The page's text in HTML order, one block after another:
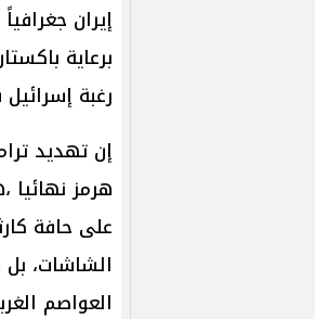
إيران
برعاية
رغبة
إن تهديد
هرمز نهائيا
على حافة
الشاشات،
العواصم